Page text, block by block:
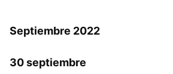
Septiembre 2022
30 septiembre